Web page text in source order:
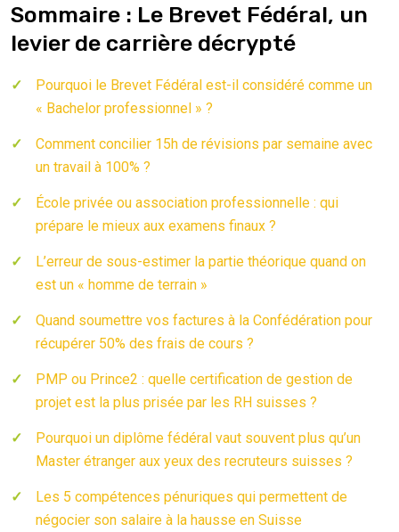
Sommaire : Le Brevet Fédéral, un
levier de carrière décrypté
Pourquoi le Brevet Fédéral est-il considéré comme un
« Bachelor professionnel » ?
Comment concilier 15h de révisions par semaine avec
un travail à 100% ?
École privée ou association professionnelle : qui
prépare le mieux aux examens finaux ?
L’erreur de sous-estimer la partie théorique quand on
est un « homme de terrain »
Quand soumettre vos factures à la Confédération pour
récupérer 50% des frais de cours ?
PMP ou Prince2 : quelle certification de gestion de
projet est la plus prisée par les RH suisses ?
Pourquoi un diplôme fédéral vaut souvent plus qu’un
Master étranger aux yeux des recruteurs suisses ?
Les 5 compétences pénuriques qui permettent de
négocier son salaire à la hausse en Suisse